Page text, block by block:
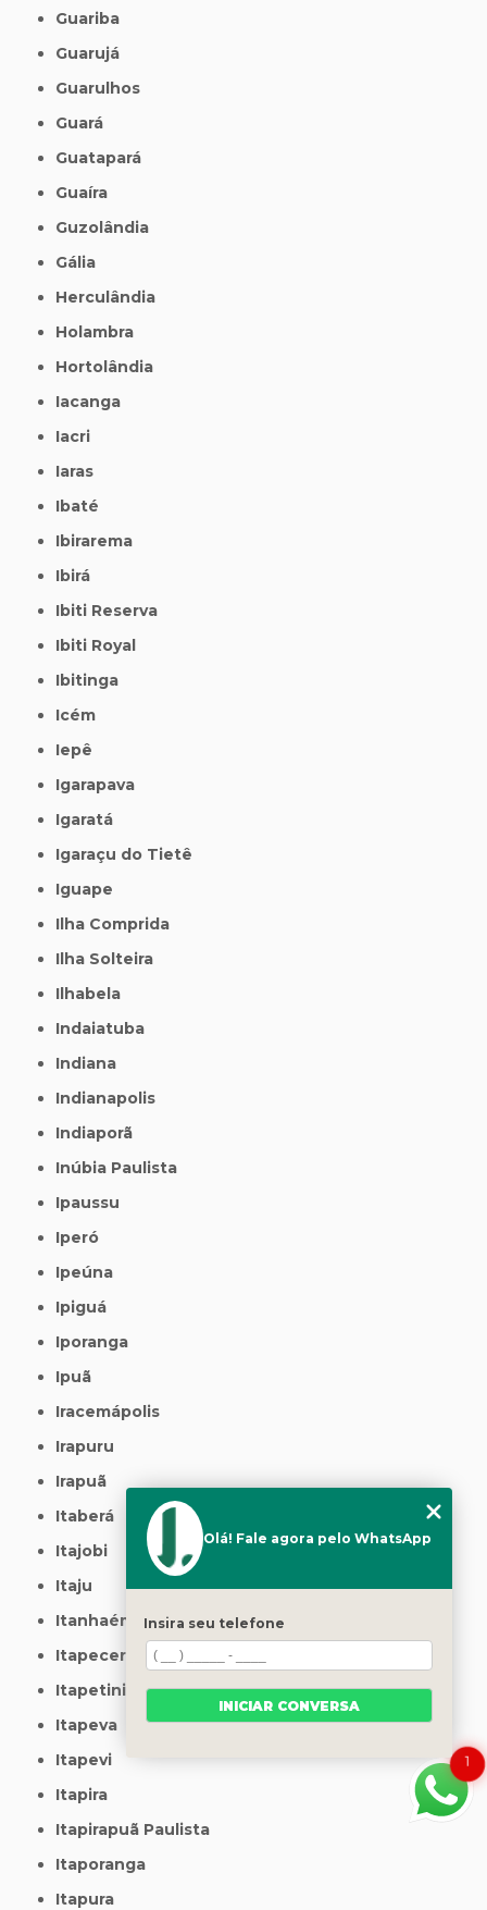
Guariba
Guarujá
Guarulhos
Guará
Guatapará
Guaíra
Guzolândia
Gália
Herculândia
Holambra
Hortolândia
Iacanga
Iacri
Iaras
Ibaté
Ibirarema
Ibirá
Ibiti Reserva
Ibiti Royal
Ibitinga
Icém
Iepê
Igarapava
Igaratá
Igaraçu do Tietê
Iguape
Ilha Comprida
Ilha Solteira
Ilhabela
Indaiatuba
Indiana
Indianapolis
Indiaporã
Inúbia Paulista
Ipaussu
Iperó
Ipeúna
Ipiguá
Iporanga
Ipuã
Iracemápolis
Irapuru
Irapuã
Itaberá
Itajobi
Itaju
Itanhaém
Itapecerica da Serra
Itapetininga
Itapeva
Itapevi
Itapira
Itapirapuã Paulista
Itaporanga
Itapura
1
Olá! Fale agora pelo WhatsApp
Insira seu telefone
INICIAR CONVERSA